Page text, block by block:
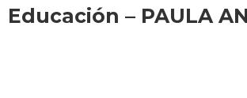
Educación – PAULA